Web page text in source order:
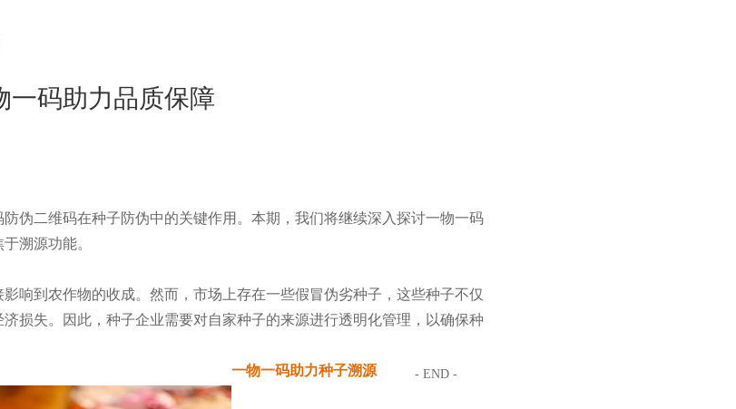
一码助力品质保障
伪二维码在种子防伪中的关键作用。本期，我们将继续深入探讨一物一码
溯源功能。
响到农作物的收成。然而，市场上存在一些假冒伪劣种子，这些种子不仅
损失。因此，种子企业需要对自家种子的来源进行透明化管理，以确保种
一物一码助力种子溯源
- END -